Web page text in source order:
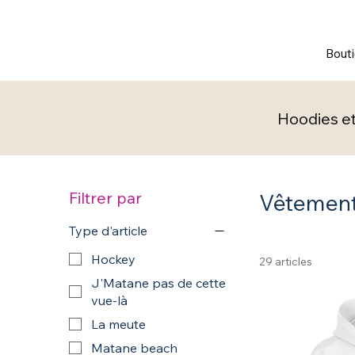
Hoodies
Filtrer par
Type d'article
Hockey
J'Matane pas de cette
vue-là
La meute
Matane beach
29 articles